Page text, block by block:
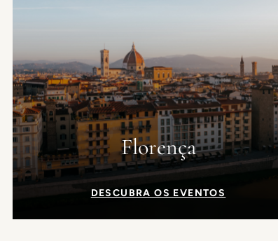
Florença
DESCUBRA OS EVENTOS